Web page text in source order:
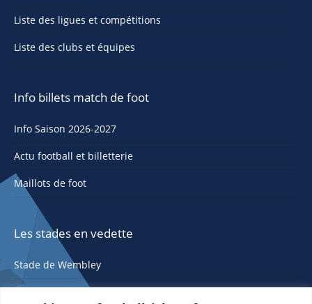
Liste des ligues et compétitions
Liste des clubs et équipes
Info billets match de foot
Info Saison 2026-2027
Actu football et billetterie
Maillots de foot
Les stades en vedette
Stade de Wembley